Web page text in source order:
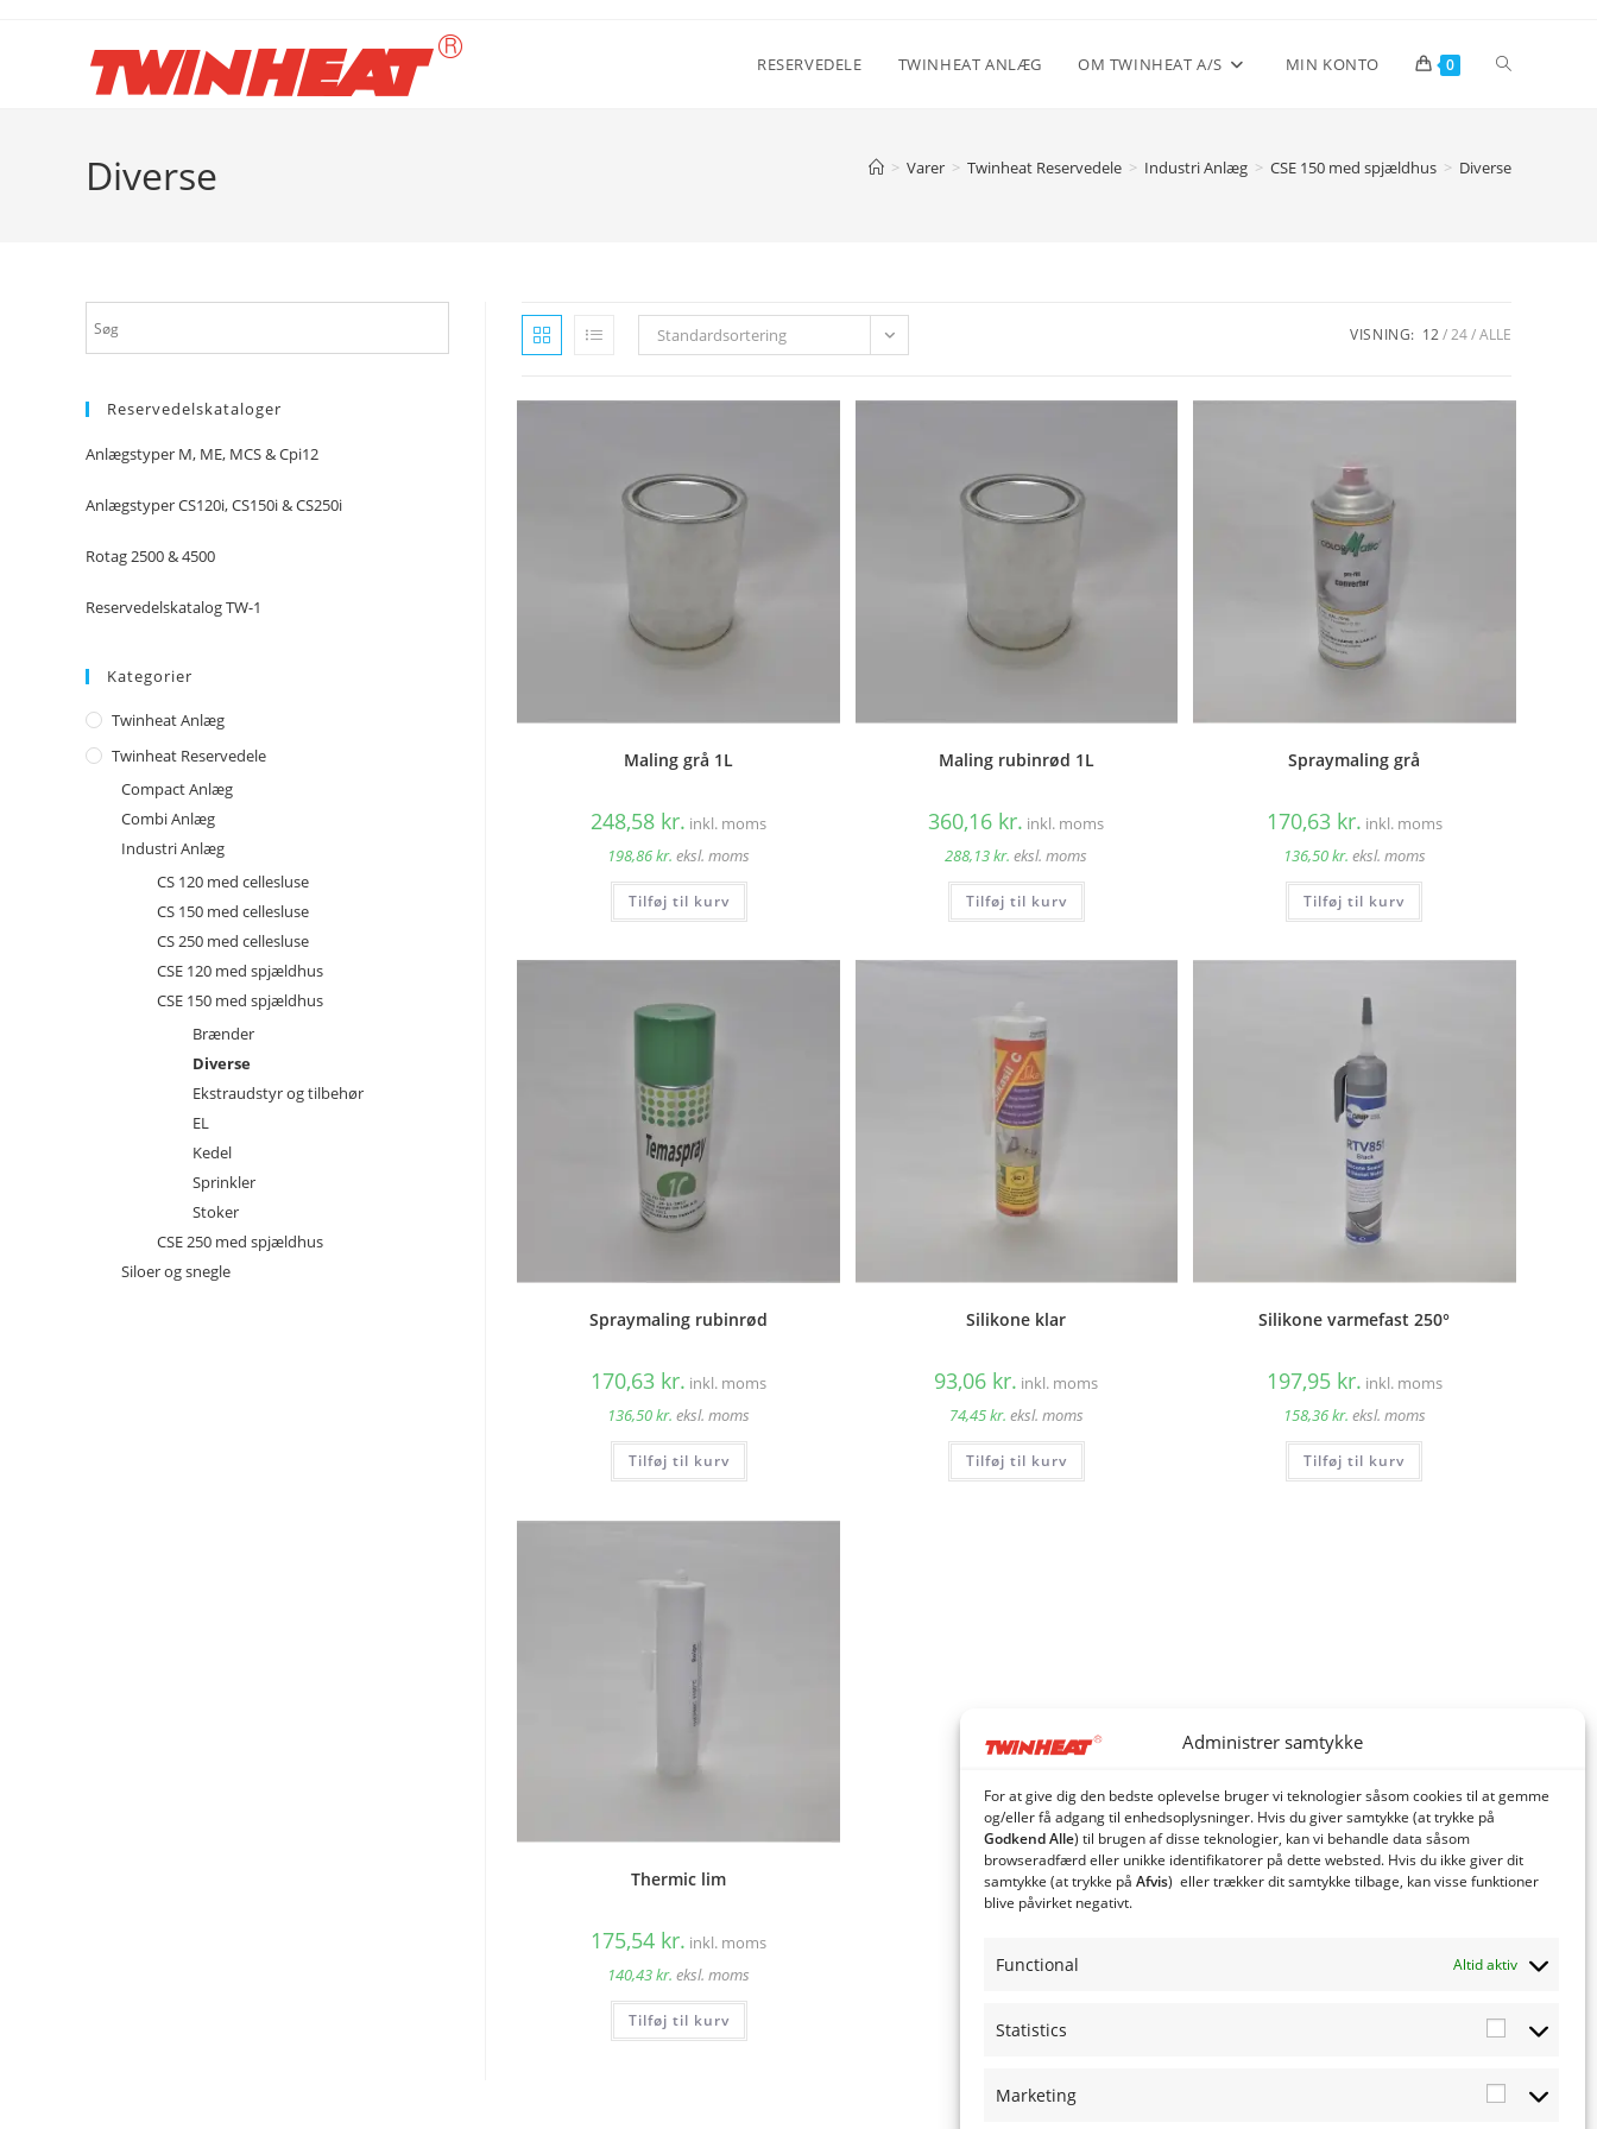
Administrer samtykke
For at give dig den bedste oplevelse bruger vi teknologier såsom cookies til at gemme
og/eller få adgang til enhedsoplysninger. Hvis du giver samtykke (at trykke på
Godkend Alle) til brugen af ​​disse teknologier, kan vi behandle data såsom
browseradfærd eller unikke identifikatorer på dette websted. Hvis du ikke giver dit
samtykke (at trykke på Afvis) eller trækker dit samtykke tilbage, kan visse funktioner
blive påvirket negativt.
Functional Altid aktiv
Statistics
Statistics
Marketing
Marketing
RESERVEDELE TWINHEAT ANLÆG OM TWINHEAT A/S MIN KONTO 0 Toggle
Diverse > Varer > Twinheat Reservedele > Industri Anlæg > CSE 150 med spjældhus > Diverse
Standardsortering VISNING: 12 24 ALLE
Maling grå 1L
248,58 kr. inkl. moms
198,86kr. eksl. moms
Tilføj til kurv
Maling rubinrød 1L
360,16 kr. inkl. moms
288,13kr. eksl. moms
Tilføj til kurv
Spraymaling grå
170,63 kr. inkl. moms
136,50kr. eksl. moms
Tilføj til kurv
Spraymaling rubinrød
170,63 kr. inkl. moms
136,50kr. eksl. moms
Tilføj til kurv
Silikone klar
93,06 kr. inkl. moms
74,45kr. eksl. moms
Tilføj til kurv
Silikone varmefast 250°
197,95 kr. inkl. moms
158,36kr. eksl. moms
Tilføj til kurv
Thermic lim
175,54 kr. inkl. moms
140,43kr. eksl. moms
Tilføj til kurv
Reservedelskataloger
Anlægstyper M, ME, MCS & Cpi12
Anlægstyper CS120i, CS150i & CS250i
Rotag 2500 & 4500
Reservedelskatalog TW-1
Kategorier
Twinheat Anlæg
Twinheat Reservedele
Compact Anlæg
Combi Anlæg
Industri Anlæg
CS 120 med cellesluse
CS 150 med cellesluse
CS 250 med cellesluse
CSE 120 med spjældhus
CSE 150 med spjældhus
Brænder
Diverse
Ekstraudstyr og tilbehør
EL
Kedel
Sprinkler
Stoker
CSE 250 med spjældhus
Siloer og snegle